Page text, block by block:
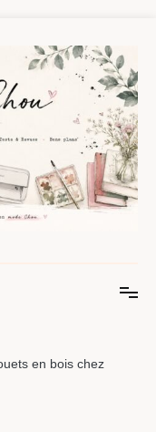
en bois chez